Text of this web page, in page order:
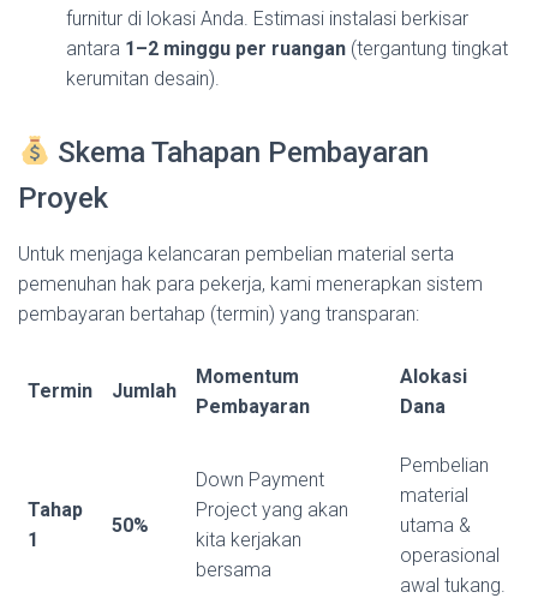
furnitur di lokasi Anda. Estimasi instalasi berkisar
antara 1–2 minggu per ruangan (tergantung tingkat
kerumitan desain).
Skema Tahapan Pembayaran
Proyek
Untuk menjaga kelancaran pembelian material serta
pemenuhan hak para pekerja, kami menerapkan sistem
pembayaran bertahap (termin) yang transparan:
Termin Jumlah
Momentum
Pembayaran
Alokasi
Dana
Tahap
1
50%
Down Payment
Project yang akan
kita kerjakan
bersama
Pembelian
material
utama &
operasional
awal tukang.